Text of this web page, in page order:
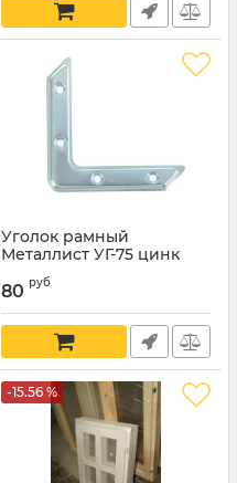
Уголок рамный
Металлист УГ-75 цинк
80 руб
-15.56 %